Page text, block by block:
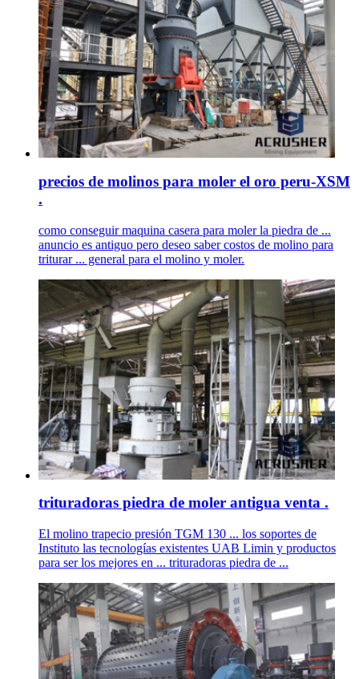
precios de molinos para moler el oro peru-XSM
.
como conseguir maquina casera para moler la piedra de ...
anuncio es antiguo pero deseo saber costos de molino para
triturar ... general para el molino y moler.
trituradoras piedra de moler antigua venta .
El molino trapecio presión TGM 130 ... los soportes de
Instituto las tecnologías existentes UAB Limin y productos
para ser los mejores en ... trituradoras piedra de ...